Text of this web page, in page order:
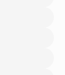
estearato de
dissódico,